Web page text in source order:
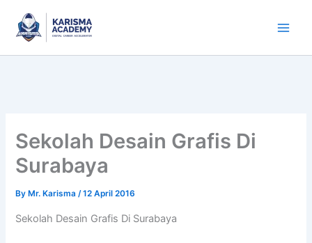
content
Sekolah Desain Grafis Di
Surabaya
By Mr. Karisma/12 April 2016
Sekolah Desain Grafis Di Surabaya